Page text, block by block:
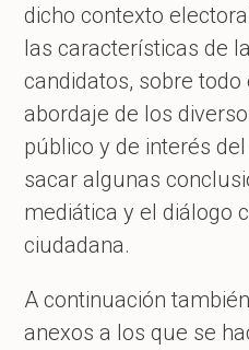
dicho contexto
las características de
candidatos, sobre
abordaje de los
público y de interés
sacar algunas
mediática y el diálogo
ciudadana.
A continuación
anexos a los que se